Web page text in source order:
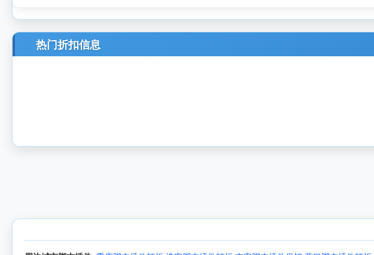
热门折扣信息